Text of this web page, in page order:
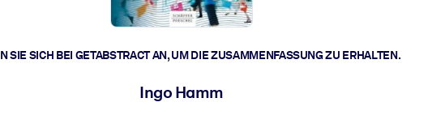
SIE SICH BEI GETABSTRACT AN, UM DIE ZUSAMMENFASSUNG ZU ERHALTEN.
Ingo Hamm